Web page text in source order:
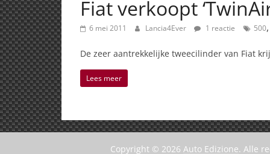
Fiat verkoopt
6 mei 2011 Lancia4Ever 1 reactie 500,
De zeer aantrekkelijke tweecilinder van Fiat
Lees meer
Copyright © 2026 Auto Edizione. Alle